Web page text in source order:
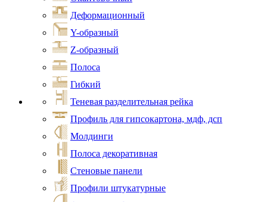
Деформационный
Y-образный
Z-образный
Полоса
Гибкий
Теневая разделительная рейка
Профиль для гипсокартона, мдф, дсп
Молдинги
Полоса декоративная
Стеновые панели
Профили штукатурные